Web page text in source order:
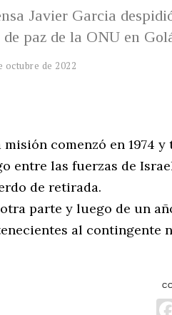
Javier Garcia
paz de la ONU en
octubre de 2022
misión comenzó en 1974
entre las fuerzas de
de retirada.
parte y luego de un
al contingente